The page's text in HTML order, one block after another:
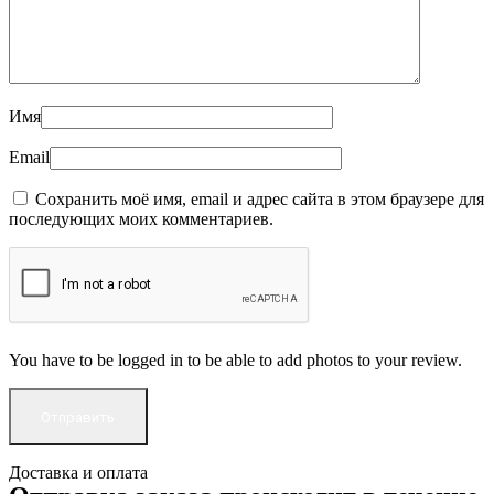
Имя
Email
Сохранить моё имя, email и адрес сайта в этом браузере для
последующих моих комментариев.
You have to be logged in to be able to add photos to your review.
Доставка и оплата